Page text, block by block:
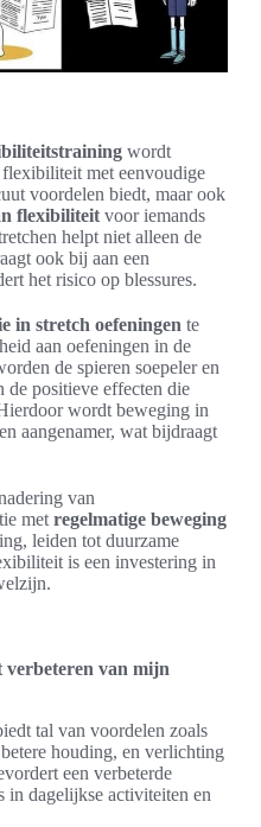
wordt
met eenvoudige
voordelen biedt, maar ook
flexibiliteit voor iemands
helpt niet alleen de
ook bij aan een
het risico op blessures.
in stretch oefeningen te
aan oefeningen in de
de spieren soepeler en
de positieve effecten die
wordt beweging in
aangenamer, wat bijdraagt
van
met regelmatige beweging
leiden tot duurzame
is een investering in
verbeteren van mijn
tal van voordelen zoals
houding, en verlichting
een verbeterde
in dagelijkse activiteiten en